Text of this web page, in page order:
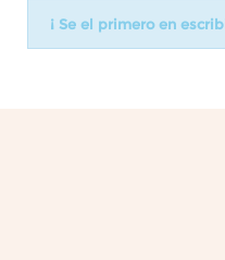
¡ Se el primero en